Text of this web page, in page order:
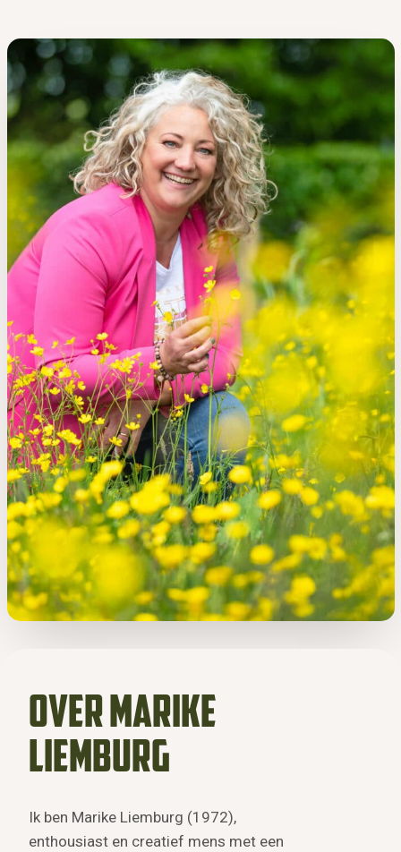
Over Marike
liemburg
Ik ben Marike Liemburg (1972),
enthousiast en creatief mens met een